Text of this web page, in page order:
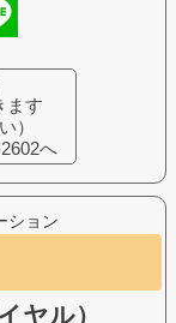
ション
ヤル）
ます
）
へ